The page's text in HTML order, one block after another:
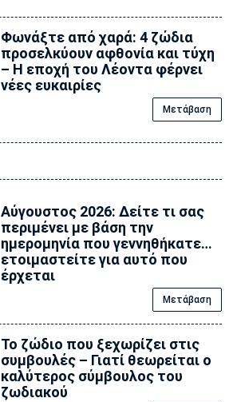
Φωνάξτε από χαρά: 4 ζώδια
προσελκύουν αφθονία και τύχη
– Η εποχή του Λέοντα φέρνει
νέες ευκαιρίες
Μετάβαση
Αύγουστος 2026: Δείτε τι σας
περιμένει με βάση την
ημερομηνία που γεννηθήκατε…
ετοιμαστείτε για αυτό που
έρχεται
Μετάβαση
Το ζώδιο που ξεχωρίζει στις
συμβουλές – Γιατί θεωρείται ο
καλύτερος σύμβουλος του
ζωδιακού